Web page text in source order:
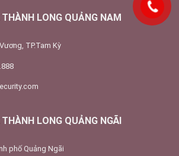
LONG QUẢNG NAM
TP.Tam Kỳ
LONG QUẢNG NGÃI
phố Quảng Ngãi